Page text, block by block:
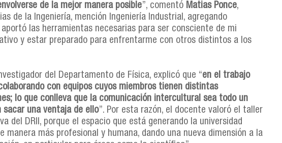
de la mejor manera posible”, comentó Matias Ponce,
de la Ingeniería, mención Ingeniería Industrial, agregando
las herramientas necesarias para ser consciente de mi
y estar preparado para enfrentarme con otros distintos a los
del Departamento de Física, explicó que “en el trabajo
con equipos cuyos miembros tienen distintas
lo que conlleva que la comunicación intercultural sea todo un
sacar una ventaja de ello”. Por esta razón, el docente valoró el taller
del DRII, porque el espacio que está generando la universidad
manera más profesional y humana, dando una nueva dimensión a la